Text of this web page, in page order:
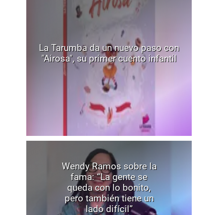
La Tarumba da un nuevo paso con
"Airosa", su primer cuento infantil
Wendy Ramos sobre la
fama: “La gente se
queda con lo bonito,
pero también tiene un
lado difícil”